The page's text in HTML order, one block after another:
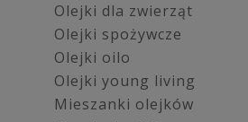
Olejki dla zwierząt
Olejki spożywcze
Olejki oilo
Olejki young living
Mieszanki olejków